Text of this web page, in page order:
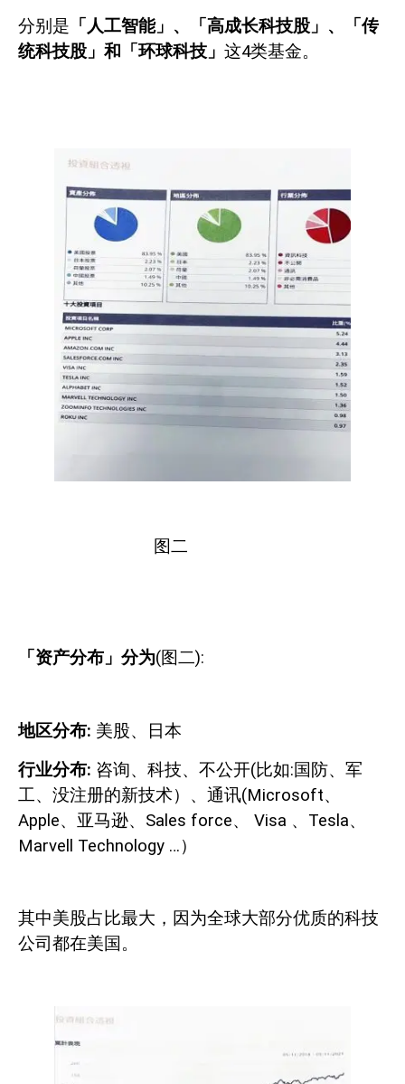
分别是 「人工智能」、「高成长科技股」、「传
统科技股」和「环球科技」 这4类基金。
图二
「资产分布」分为(图二):
地区分布: 美股、日本
行业分布: 咨询、科技、不公开(比如:国防、军
工、没注册的新技术）、通讯(Microsoft、
Apple、亚马逊、 Sales force、 Visa 、 Tesla、
Marvell Technology …）
其中美股占比最大，因为全球大部分优质的科技
公司都在美国。